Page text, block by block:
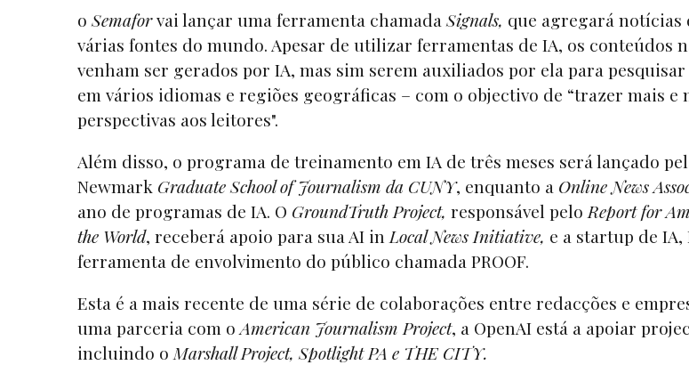
o Semaforvai lançar uma ferramenta chamada Signals, que agregará
várias fontes do mundo. Apesar de utilizar ferramentas de IA, os conteúdos
venham ser gerados por IA, mas sim serem auxiliados por ela para
em vários idiomas e regiões geográficas – com o objectivo de “trazer mais e
perspectivas aos leitores".
Além disso, o programa de treinamento em IA de três meses será lançado
Newmark Graduate School of Journalism da CUNY, enquanto a Online News
ano de programas de IA. O GroundTruth Project, responsável pelo Report for
the World, receberá apoio para sua AI in Local News Initiative, e a startup de
ferramenta de envolvimento do público chamada PROOF.
Esta é a mais recente de uma série de colaborações entre redacções e
uma parceria com oAmerican Journalism Project, a OpenAI está a apoiar
incluindo o Marshall Project, Spotlight PA e THE CITY.